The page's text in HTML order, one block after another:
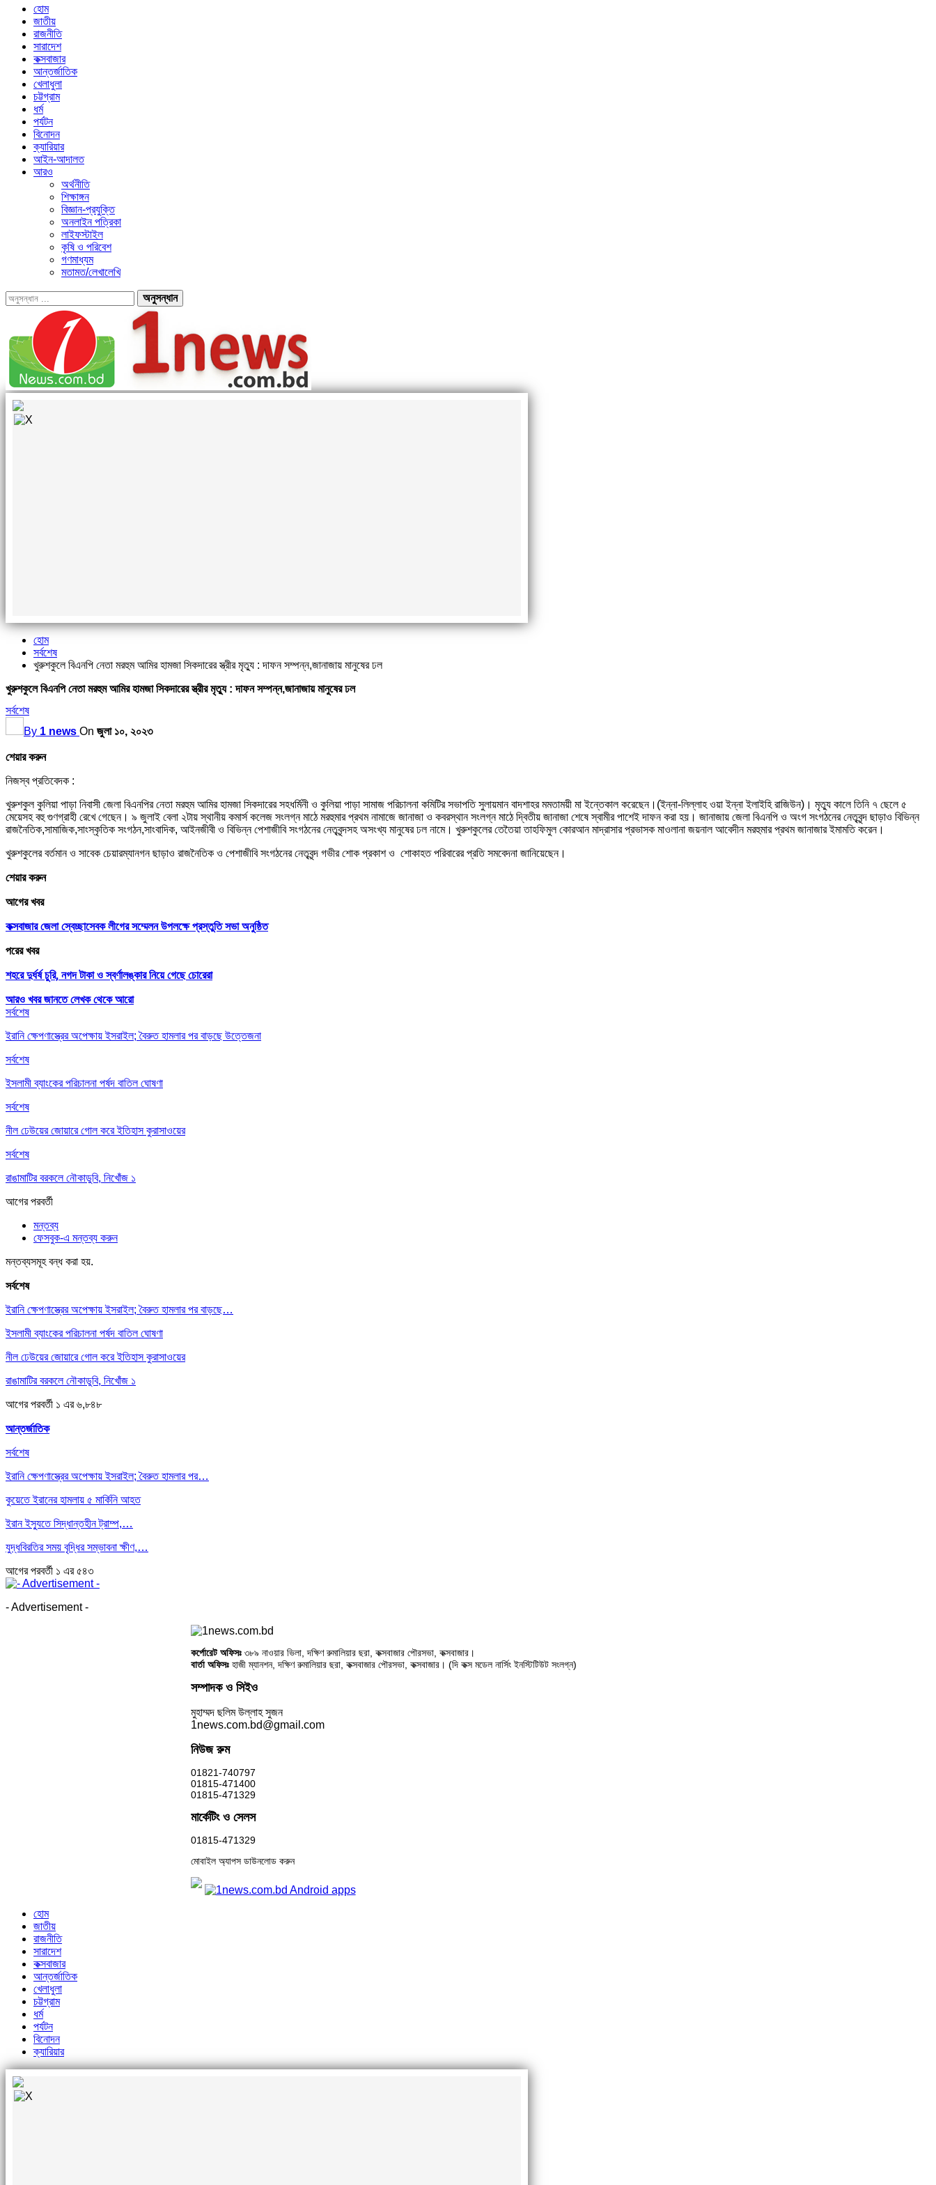
হোম
জাতীয়
রাজনীতি
সারাদেশ
কক্সবাজার
আন্তর্জাতিক
খেলাধুলা
চট্টগ্রাম
ধর্ম
পর্যটন
বিনোদন
ক্যারিয়ার
আইন-আদালত
আরও
অর্থনীতি
শিক্ষাঙ্গন
বিজ্ঞান-প্রযুক্তি
অনলাইন পত্রিকা
লাইফস্টাইল
কৃষি ও পরিবেশ
গণমাধ্যম
মতামত/লেখালেখি
হোম
সর্বশেষ
খুরুশকুলে বিএনপি নেতা মরহুম আমির হামজা সিকদারের স্ত্রীর মৃত্যু : দাফন সম্পন্ন,জানাজায় মানুষের ঢল
খুরুশকুলে বিএনপি নেতা মরহুম আমির হামজা সিকদারের স্ত্রীর মৃত্যু : দাফন সম্পন্ন,জানাজায় মানুষের ঢল
সর্বশেষ
By 1 news On জুলা ১০, ২০২৩
শেয়ার করুন
নিজস্ব প্রতিবেদক :
খুরুশকুল কুলিয়া পাড়া নিবাসী জেলা বিএনপির নেতা মরহুম আমির হামজা সিকদারের সহধর্মিনী ও কুলিয়া পাড়া সামাজ পরিচালনা কমিটির সভাপতি সুলায়মান বাদশাহর মমতাময়ী মা ইন্তেকাল করেছেন।(ইন্না-লিল্লাহ ওয়া ইন্না ইলাইহি রাজিউন)। মৃত্যু কালে তিনি ৭ ছেলে ৫
মেয়েসহ বহু গুণগ্রাহী রেখে গেছেন। ৯ জুলাই বেলা ২টায় স্থানীয় কমার্স কলেজ সংলগ্ন মাঠে মরহুমার প্রথম নামাজে জানাজা ও কবরস্থান সংলগ্ন মাঠে দ্বিতীয় জানাজা শেষে স্বামীর পাশেই দাফন করা হয়। জানাজায় জেলা বিএনপি ও অংগ সংগঠনের নেতৃবৃন্দ ছাড়াও বিভিন্ন
রাজনৈতিক,সামাজিক,সাংস্কৃতিক সংগঠন,সাংবাদিক, আইনজীবী ও বিভিন্ন পেশাজীবি সংগঠনের নেতৃবৃন্দসহ অসংখ্য মানুষের ঢল নামে। খুরুশকুলের তেতৈয়া তাহফিমুল কোরআন মাদ্রাসার প্রভাসক মাওলানা জয়নাল আবেদীন মরহুমার প্রথম জানাজার ইমামতি করেন।
খুরুশকুলের বর্তমান ও সাবেক চেয়ারম্যানগন ছাড়াও রাজনৈতিক ও পেশাজীবি সংগঠনের নেতৃবৃন্দ গভীর শোক প্রকাশ ও শোকাহত পরিবারের প্রতি সমবেদনা জানিয়েছেন।
শেয়ার করুন
আগের খবর
কক্সবাজার জেলা স্বেচ্ছাসেবক লীগের সম্মেলন উপলক্ষে প্রস্তুতি সভা অনুষ্ঠিত
পরের খবর
শহরে দুর্ধর্ষ চুরি, নগদ টাকা ও স্বর্ণালঙ্কার নিয়ে গেছে চোরেরা
আরও খবর জানতে লেখক থেকে আরো
সর্বশেষ
ইরানি ক্ষেপণাস্ত্রের অপেক্ষায় ইসরাইল; বৈরুত হামলার পর বাড়ছে উত্তেজনা
সর্বশেষ
ইসলামী ব্যাংকের পরিচালনা পর্ষদ বাতিল ঘোষণা
সর্বশেষ
নীল ঢেউয়ের জোয়ারে গোল করে ইতিহাস কুরাসাওয়ের
সর্বশেষ
রাঙামাটির বরকলে নৌকাডুবি, নিখোঁজ ১
আগেরপরবর্তী
মন্তব্য
ফেসবুক-এ মন্তব্য করুন
মন্তব্যসমূহ বন্ধ করা হয়.
সর্বশেষ
ইরানি ক্ষেপণাস্ত্রের অপেক্ষায় ইসরাইল; বৈরুত হামলার পর বাড়ছে…
ইসলামী ব্যাংকের পরিচালনা পর্ষদ বাতিল ঘোষণা
নীল ঢেউয়ের জোয়ারে গোল করে ইতিহাস কুরাসাওয়ের
রাঙামাটির বরকলে নৌকাডুবি, নিখোঁজ ১
আগেরপরবর্তী ১ এর ৬,৮৪৮
আন্তর্জাতিক
সর্বশেষ
ইরানি ক্ষেপণাস্ত্রের অপেক্ষায় ইসরাইল; বৈরুত হামলার পর…
কুয়েতে ইরানের হামলায় ৫ মার্কিনি আহত
ইরান ইস্যুতে সিদ্ধান্তহীন ট্রাম্প,…
যুদ্ধবিরতির সময় বৃদ্ধির সম্ভাবনা ক্ষীণ,…
আগেরপরবর্তী ১ এর ৫৪৩
- Advertisement -
কর্পোরেট অফিসঃ৩৮৯ নাওয়ার ভিলা, দক্ষিণ রুমালিয়ার ছরা, কক্সবাজার পৌরসভা, কক্সবাজার।
বার্তা অফিসঃ হাজী ম্যানশন, দক্ষিণ রুমালিয়ার ছরা, কক্সবাজার পৌরসভা, কক্সবাজার। (দি কক্স মডেল নার্সিং ইনস্টিটিউট সংলগ্ন)
সম্পাদক ও সিইও
মুহাম্মদ ছলিম উল্লাহ সুজন
1news.com.bd@gmail.com
নিউজ রুম
01821-740797
01815-471400
01815-471329
মার্কেটিং ও সেলস
01815-471329
মোবাইল অ্যাপস ডাউনলোড করুন
হোম
জাতীয়
রাজনীতি
সারাদেশ
কক্সবাজার
আন্তর্জাতিক
খেলাধুলা
চট্টগ্রাম
ধর্ম
পর্যটন
বিনোদন
ক্যারিয়ার